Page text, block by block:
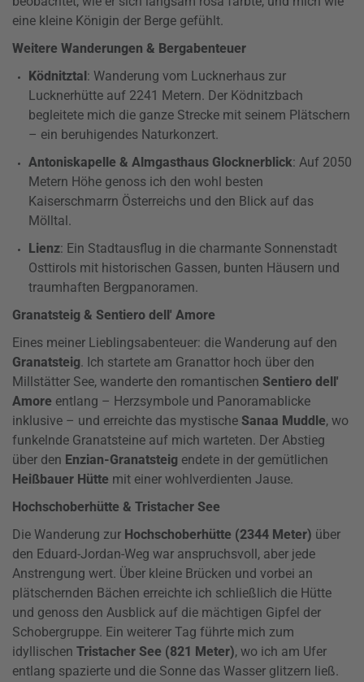
eine kleine Königin der Berge gefühlt.
Weitere Wanderungen & Bergabenteuer
Ködnitztal: Wanderung vom Lucknerhaus zur
Lucknerhütte auf 2241 Metern. Der Ködnitzbach
begleitete mich die ganze Strecke mit seinem Plätschern
– ein beruhigendes Naturkonzert.
Antoniskapelle & Almgasthaus Glocknerblick: Auf 2050
Metern Höhe genoss ich den wohl besten
Kaiserschmarrn Österreichs und den Blick auf das
Mölltal.
Lienz: Ein Stadtausflug in die charmante Sonnenstadt
Osttirols mit historischen Gassen, bunten Häusern und
traumhaften Bergpanoramen.
Granatsteig & Sentiero dell' Amore
Eines meiner Lieblingsabenteuer: die Wanderung auf den
Granatsteig. Ich startete am Granattor hoch über den
Millstätter See, wanderte den romantischen Sentiero dell'
Amore entlang – Herzsymbole und Panoramablicke
inklusive – und erreichte das mystische Sanaa Muddle, wo
funkelnde Granatsteine auf mich warteten. Der Abstieg
über den Enzian-Granatsteig endete in der gemütlichen
Heißbauer Hütte mit einer wohlverdienten Jause.
Hochschoberhütte & Tristacher See
Die Wanderung zur Hochschoberhütte (2344 Meter) über
den Eduard-Jordan-Weg war anspruchsvoll, aber jede
Anstrengung wert. Über kleine Brücken und vorbei an
plätschernden Bächen erreichte ich schließlich die Hütte
und genoss den Ausblick auf die mächtigen Gipfel der
Schobergruppe. Ein weiterer Tag führte mich zum
idyllischen Tristacher See (821 Meter), wo ich am Ufer
entlang spazierte und die Sonne das Wasser glitzern ließ.